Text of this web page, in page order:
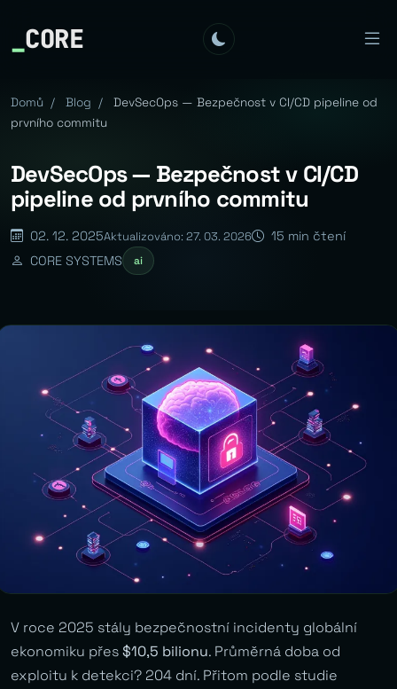
_CORE
Domů / Blog /
DevSecOps — Bezpečnost v CI/CD pipeline od
prvního commitu
DevSecOps — Bezpečnost v CI/CD
pipeline od prvního commitu
02. 12. 2025Aktualizováno: 27. 03. 2026
15 min čtení
CORE SYSTEMS
ai
V roce 2025 stály bezpečnostní incidenty globální
ekonomiku přes$10,5 bilionu. Průměrná doba od
exploitu k detekci? 204 dní. Přitom podle studie